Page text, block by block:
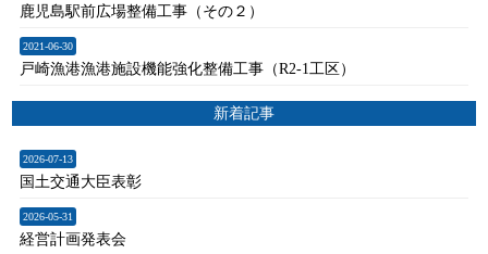
鹿児島駅前広場整備工事（その２）
2021-06-30
戸崎漁港漁港施設機能強化整備工事（R2-1工区）
新着記事
2026-07-13
国土交通大臣表彰
2026-05-31
経営計画発表会